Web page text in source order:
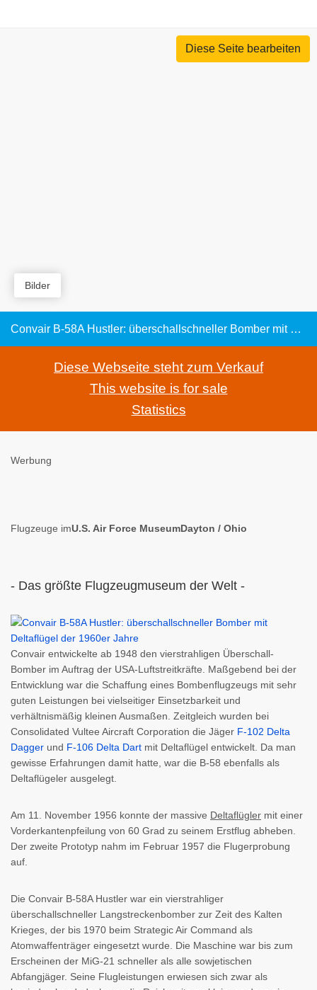
Diese Seite bearbeiten
Bilder
Convair B-58A Hustler: überschallschneller Bomber mit Deltaflügel der 1960er Jahre
Diese Webseite steht zum Verkauf
This website is for sale
Statistics
Werbung
Flugzeuge imU.S. Air Force MuseumDayton / Ohio
- Das größte Flugzeugmuseum der Welt -
Convair entwickelte ab 1948 den vierstrahligen Überschall-
Bomber im Auftrag der USA-Luftstreitkräfte. Maßgebend bei der
Entwicklung war die Schaffung eines Bombenflugzeugs mit sehr
guten Leistungen bei vielseitiger Einsetzbarkeit und
verhältnismäßig kleinen Ausmaßen. Zeitgleich wurden bei
Consolidated Vultee Aircraft Corporation die Jäger F-102 Delta
Dagger und F-106 Delta Dart mit Deltaflügel entwickelt. Da man
gewisse Erfahrungen damit hatte, war die B-58 ebenfalls als
Deltaflügeler ausgelegt.
Am 11. November 1956 konnte der massive Deltaflügler mit einer
Vorderkantenpfeilung von 60 Grad zu seinem Erstflug abheben.
Der zweite Prototyp nahm im Februar 1957 die Flugerprobung
auf.
Die Convair B-58A Hustler war ein vierstrahliger
überschallschneller Langstreckenbomber zur Zeit des Kalten
Krieges, der bis 1970 beim Strategic Air Command als
Atomwaffenträger eingesetzt wurde. Die Maschine war bis zum
Erscheinen der MiG-21 schneller als alle sowjetischen
Abfangjäger. Seine Flugleistungen erwiesen sich zwar als